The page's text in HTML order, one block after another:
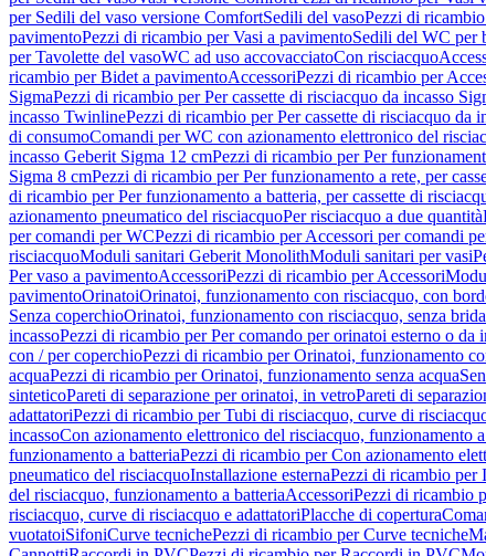
per Sedili del vaso versione ComfortSedili del vasoPezzi di
pavimentoPezzi di ricambio per Vasi a pavimentoSedili del WC per
per Tavolette del vasoWC ad uso accovacciatoCon risciacquo
ricambio per Bidet a pavimentoAccessoriPezzi di ricambio per
SigmaPezzi di ricambio per Per cassette di risciacquo da incasso
incasso TwinlinePezzi di ricambio per Per cassette di risciacquo da
di consumoComandi per WC con azionamento elettronico del
incasso Geberit Sigma 12 cmPezzi di ricambio per Per
Sigma 8 cmPezzi di ricambio per Per funzionamento a rete, per
di ricambio per Per funzionamento a batteria, per cassette di
azionamento pneumatico del risciacquoPer risciacquo a due quantità
per comandi per WCPezzi di ricambio per Accessori per comandi
risciacquoModuli sanitari Geberit MonolithModuli sanitari per vasi
Per vaso a pavimentoAccessoriPezzi di ricambio per Accessori
pavimentoOrinatoiOrinatoi, funzionamento con risciacquo, con
Senza coperchioOrinatoi, funzionamento con risciacquo, senza
incassoPezzi di ricambio per Per comando per orinatoi esterno o da
con / per coperchioPezzi di ricambio per Orinatoi, funzionamento
acquaPezzi di ricambio per Orinatoi, funzionamento senza acqua
sinteticoPareti di separazione per orinatoi, in vetroPareti di
adattatoriPezzi di ricambio per Tubi di risciacquo, curve di
incassoCon azionamento elettronico del risciacquo, funzionamento
funzionamento a batteriaPezzi di ricambio per Con azionamento
pneumatico del risciacquoInstallazione esternaPezzi di ricambio per
del risciacquo, funzionamento a batteriaAccessoriPezzi di ricambio
risciacquo, curve di risciacquo e adattatoriPlacche di copertura
vuotatoiSifoniCurve tecnichePezzi di ricambio per Curve tecniche